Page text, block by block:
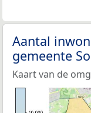
Aantal
gemeente
Kaart van de